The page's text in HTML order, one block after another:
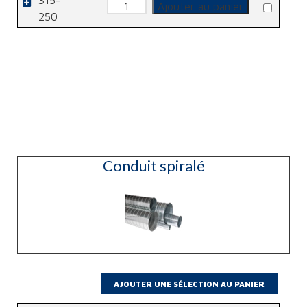
250
de
plate
Ajouter au panier
Conduit spiralé